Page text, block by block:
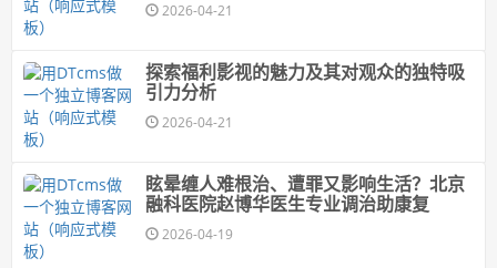
2026-04-21
探索福利影视的魅力及其对观众的独特吸
引力分析
2026-04-21
眩晕缠人难根治、遭罪又影响生活？北京
融科医院赵博华医生专业调治助康复
2026-04-19